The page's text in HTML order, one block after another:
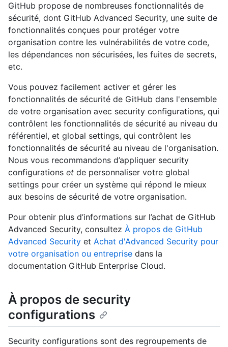
GitHub propose de nombreuses fonctionnalités de
sécurité, dont GitHub Advanced Security, une suite de
fonctionnalités conçues pour protéger votre
organisation contre les vulnérabilités de votre code,
les dépendances non sécurisées, les fuites de secrets,
etc.
Vous pouvez facilement activer et gérer les
fonctionnalités de sécurité de GitHub dans l'ensemble
de votre organisation avec security configurations, qui
contrôlent les fonctionnalités de sécurité au niveau du
référentiel, et global settings, qui contrôlent les
fonctionnalités de sécurité au niveau de l'organisation.
Nous vous recommandons d’appliquer security
configurations et de personnaliser votre global
settings pour créer un système qui répond le mieux
aux besoins de sécurité de votre organisation.
Pour obtenir plus d’informations sur l’achat de GitHub
Advanced Security, consultez À propos de GitHub
Advanced Security et Achat d'Advanced Security pour
votre organisation ou entreprise dans la
documentation GitHub Enterprise Cloud.
À propos de security
configurations
Security configurations sont des regroupements de